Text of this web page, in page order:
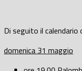
Di seguito il
domenica 31 maggio